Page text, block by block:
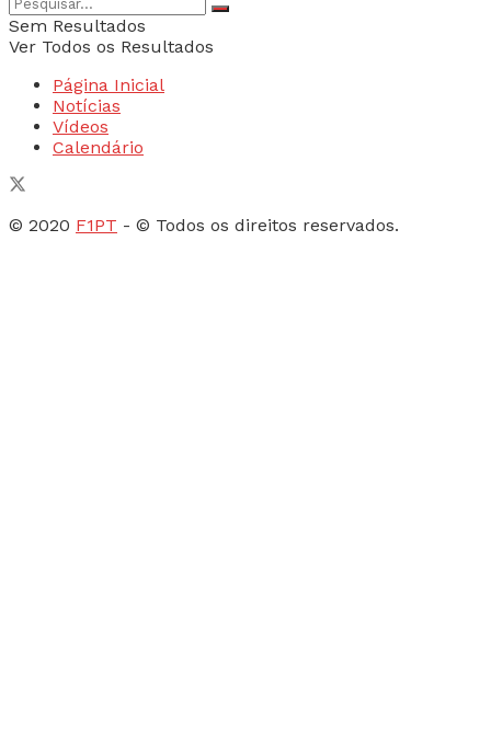
Sem Resultados
Ver Todos os Resultados
Página Inicial
Notícias
Vídeos
Calendário
© 2020 F1PT - © Todos os direitos reservados.